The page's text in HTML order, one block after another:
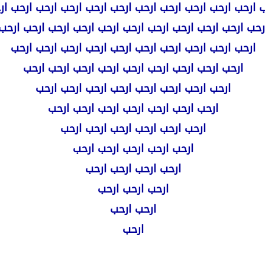
ارحب ارحب ارحب ارحب ارحب ارحب ارحب ارحب ارحب ارحب
ارحب ارحب ارحب ارحب ارحب ارحب ارحب ارحب ارحب
ارحب ارحب ارحب ارحب ارحب ارحب ارحب ارحب ارحب ارحب
ارحب ارحب ارحب ارحب ارحب ارحب ارحب ارحب ارحب
ارحب ارحب ارحب ارحب ارحب ارحب ارحب ارحب
ارحب ارحب ارحب ارحب ارحب ارحب ارحب
ارحب ارحب ارحب ارحب ارحب ارحب
ارحب ارحب ارحب ارحب ارحب
ارحب ارحب ارحب ارحب
ارحب ارحب ارحب
ارحب ارحب
ارحب